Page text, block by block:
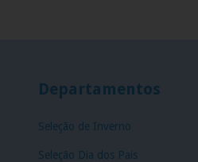
Departamentos
Seleção de Inverno
Seleção Dia dos Pais